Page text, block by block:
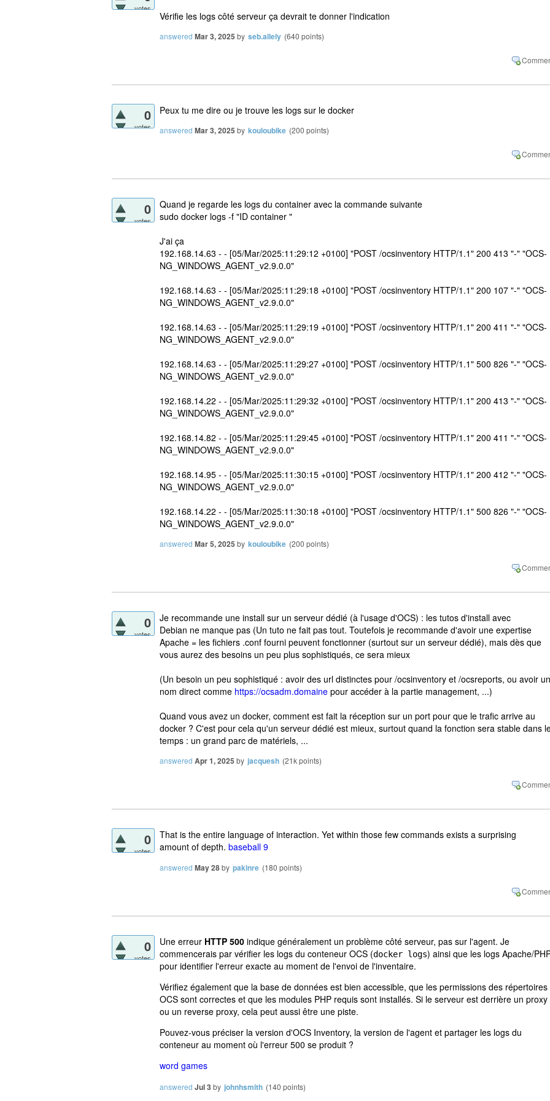
votes
Vérifie les logs côté serveur ça devrait te donner l'indication
answered Mar 3, 2025 by seb.allely (640 points)
0
votes
Peux tu me dire ou je trouve les logs sur le docker
answered Mar 3, 2025 by kouloubike (200 points)
0
votes
Quand je regarde les logs du container avec la commande suivante
sudo docker logs -f "ID container "
J'ai ça
192.168.14.63 - - [05/Mar/2025:11:29:12 +0100] "POST /ocsinventory HTTP/1.1" 200 413 "-" "OCS-
NG_WINDOWS_AGENT_v2.9.0.0"
192.168.14.63 - - [05/Mar/2025:11:29:18 +0100] "POST /ocsinventory HTTP/1.1" 200 107 "-" "OCS-
NG_WINDOWS_AGENT_v2.9.0.0"
192.168.14.63 - - [05/Mar/2025:11:29:19 +0100] "POST /ocsinventory HTTP/1.1" 200 411 "-" "OCS-
NG_WINDOWS_AGENT_v2.9.0.0"
192.168.14.63 - - [05/Mar/2025:11:29:27 +0100] "POST /ocsinventory HTTP/1.1" 500 826 "-" "OCS-
NG_WINDOWS_AGENT_v2.9.0.0"
192.168.14.22 - - [05/Mar/2025:11:29:32 +0100] "POST /ocsinventory HTTP/1.1" 200 413 "-" "OCS-
NG_WINDOWS_AGENT_v2.9.0.0"
192.168.14.82 - - [05/Mar/2025:11:29:45 +0100] "POST /ocsinventory HTTP/1.1" 200 411 "-" "OCS-
NG_WINDOWS_AGENT_v2.9.0.0"
192.168.14.95 - - [05/Mar/2025:11:30:15 +0100] "POST /ocsinventory HTTP/1.1" 200 412 "-" "OCS-
NG_WINDOWS_AGENT_v2.9.0.0"
192.168.14.22 - - [05/Mar/2025:11:30:18 +0100] "POST /ocsinventory HTTP/1.1" 500 826 "-" "OCS-
NG_WINDOWS_AGENT_v2.9.0.0"
answered Mar 5, 2025 by kouloubike (200 points)
0
votes
Je recommande une install sur un serveur dédié (à l'usage d'OCS) : les tutos d'install avec
Debian ne manque pas (Un tuto ne fait pas tout. Toutefois je recommande d'avoir une expertise
Apache = les fichiers .conf fourni peuvent fonctionner (surtout sur un serveur dédié), mais dès que
vous aurez des besoins un peu plus sophistiqués, ce sera mieux
(Un besoin un peu sophistiqué : avoir des url distinctes pour /ocsinventory et /ocsreports, ou avoir un
nom direct comme https://ocsadm.domaine pour accéder à la partie management, ...)
Quand vous avez un docker, comment est fait la réception sur un port pour que le trafic arrive au
docker ? C'est pour cela qu'un serveur dédié est mieux, surtout quand la fonction sera stable dans
temps : un grand parc de matériels, ...
answered Apr 1, 2025 by jacquesh (21kpoints)
0
votes
That is the entire language of interaction. Yet within those few commands exists a surprising
amount of depth. baseball 9
answered May 28by pakinre (180 points)
0
votes
Une erreur HTTP 500 indique généralement un problème côté serveur, pas sur l'agent. Je
commencerais par vérifier les logs du conteneur OCS (docker logs) ainsi que les logs Apache/
pour identifier l'erreur exacte au moment de l'envoi de l'inventaire.
Vérifiez également que la base de données est bien accessible, que les permissions des répertoires
OCS sont correctes et que les modules PHP requis sont installés. Si le serveur est derrière un proxy
ou un reverse proxy, cela peut aussi être une piste.
Pouvez-vous préciser la version d'OCS Inventory, la version de l'agent et partager les logs du
conteneur au moment où l'erreur 500 se produit ?
word games
answered Jul 3 by johnhsmith (140 points)